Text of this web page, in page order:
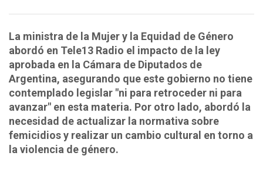
La ministra de la Mujer y la Equidad de Género
abordó en Tele13 Radio el impacto de la ley
aprobada en la Cámara de Diputados de
Argentina, asegurando que este gobierno no tiene
contemplado legislar "ni para retroceder ni para
avanzar" en esta materia. Por otro lado, abordó la
necesidad de actualizar la normativa sobre
femicidios y realizar un cambio cultural en torno a
la violencia de género.